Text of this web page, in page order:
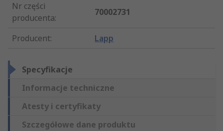
Nr części
producenta:
70002731
Producent: Lapp
Specyfikacje
Informacje techniczne
Atesty i certyfikaty
Szczegółowe dane produktu